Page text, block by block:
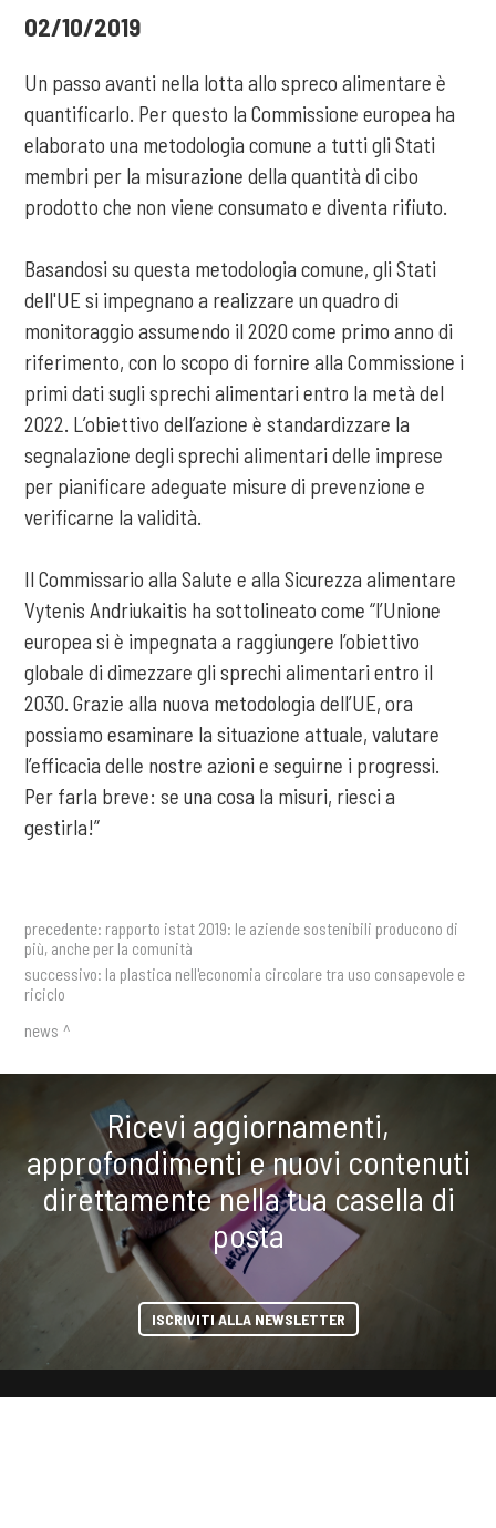
02/10/2019
Un passo avanti nella lotta allo spreco alimentare è
quantificarlo. Per questo la Commissione europea ha
elaborato una metodologia comune a tutti gli Stati
membri per la misurazione della quantità di cibo
prodotto che non viene consumato e diventa rifiuto.
Basandosi su questa metodologia comune, gli Stati
dell'UE si impegnano a realizzare un quadro di
monitoraggio assumendo il 2020 come primo anno di
riferimento, con lo scopo di fornire alla Commissione i
primi dati sugli sprechi alimentari entro la metà del
2022. L’obiettivo dell’azione è standardizzare la
segnalazione degli sprechi alimentari delle imprese
per pianificare adeguate misure di prevenzione e
verificarne la validità.
Il Commissario alla Salute e alla Sicurezza alimentare
Vytenis Andriukaitis ha sottolineato come “l’Unione
europea si è impegnata a raggiungere l’obiettivo
globale di dimezzare gli sprechi alimentari entro il
2030. Grazie alla nuova metodologia dell’UE, ora
possiamo esaminare la situazione attuale, valutare
l’efficacia delle nostre azioni e seguirne i progressi.
Per farla breve: se una cosa la misuri, riesci a
gestirla!”
precedente: rapporto istat 2019: le aziende sostenibili producono di
più, anche per la comunità
successivo: la plastica nell'economia circolare tra uso consapevole e
riciclo
news
Ricevi aggiornamenti,
approfondimenti e nuovi contenuti
direttamente nella tua casella di
posta
ISCRIVITI ALLA NEWSLETTER